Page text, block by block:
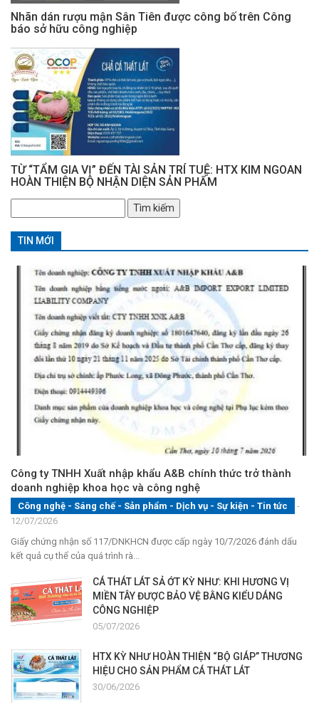
Nhãn dán rượu mận Sân Tiên được công bố trên Công
báo sở hữu công nghiệp
TỪ “TẨM GIA VỊ” ĐẾN TÀI SẢN TRÍ TUỆ: HTX KIM NGOAN
HOÀN THIỆN BỘ NHẬN DIỆN SẢN PHẨM
kiếm
cho:
TIN MỚI
Công ty TNHH Xuất nhập khẩu A&B chính thức trở thành
doanh nghiệp khoa học và công nghệ
Công nghệ - Sáng chế - Sản phẩm - Dịch vụ - Sự kiện - Tin tức
-
12/07/2026
Giấy chứng nhận số 117/DNKHCN được cấp ngày 10/7/2026 đánh dấu
kết quả cụ thể của quá trình rà...
CÁ THÁT LÁT SẢ ỚT KỲ NHƯ: KHI HƯƠNG VỊ
MIỀN TÂY ĐƯỢC BẢO VỆ BẰNG KIỂU DÁNG
CÔNG NGHIỆP
05/07/2026
HTX KỲ NHƯ HOÀN THIỆN “BỘ GIÁP” THƯƠNG
HIỆU CHO SẢN PHẨM CÁ THÁT LÁT
30/06/2026